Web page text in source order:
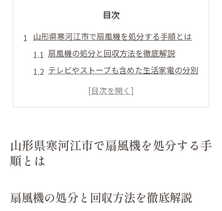
目次
山形県寒河江市で扇風機を処分する手順とは
扇風機の処分と回収方法を徹底解説
テレビやストーブも含めた生活家電の分別
健康器具やプリンター処分の注意点
テレビやプリンター処分の基本を徹底解説
テレビやプリンターの正しい処分手順
自治体ルールとゴミカレンダーの活用術
山形県寒河江市で扇風機を処分する手
順とは
扇風機の処分と回収方法を徹底解説